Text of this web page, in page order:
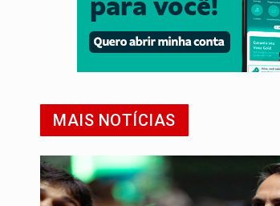
MAIS NOTÍCIAS